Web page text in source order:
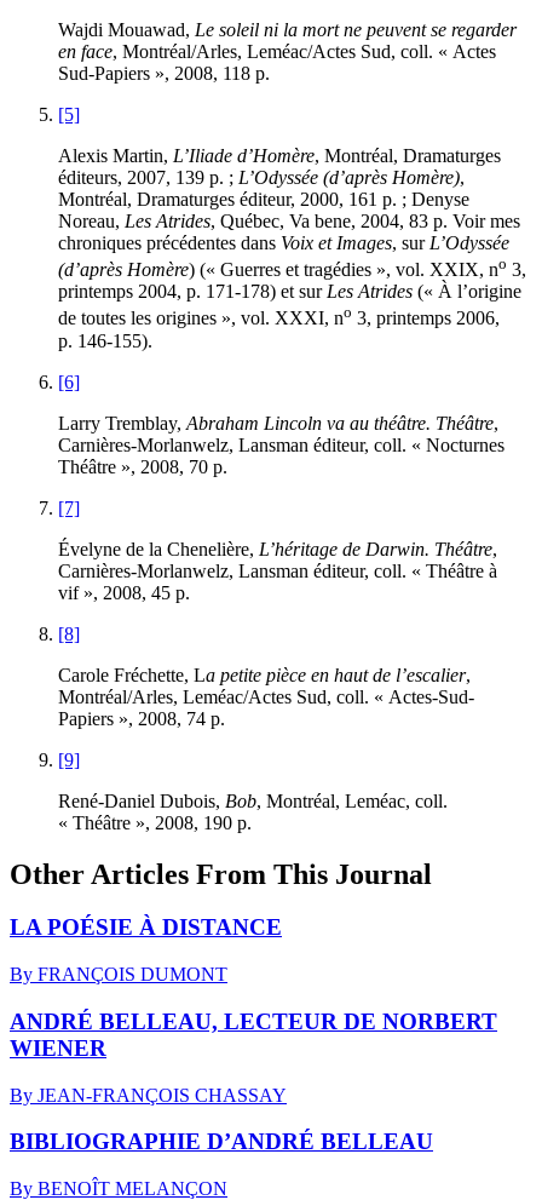
Wajdi Mouawad, Le soleil ni la mort ne peuvent se regarder
en face, Montréal/Arles, Leméac/Actes Sud, coll. « Actes
Sud-Papiers », 2008, 118 p.
[5]
Alexis Martin, L’Iliade d’Homère, Montréal, Dramaturges
éditeurs, 2007, 139 p. ; L’Odyssée (d’après Homère),
Montréal, Dramaturges éditeur, 2000, 161 p. ; Denyse
Noreau, Les Atrides, Québec, Va bene, 2004, 83 p. Voir mes
chroniques précédentes dans Voix et Images, sur L’Odyssée
(d’après Homère) (« Guerres et tragédies », vol. XXIX, no 3,
printemps 2004, p. 171-178) et sur Les Atrides (« À l’origine
de toutes les origines », vol. XXXI, no 3, printemps 2006,
p. 146-155).
[6]
Larry Tremblay, Abraham Lincoln va au théâtre. Théâtre,
Carnières-Morlanwelz, Lansman éditeur, coll. « Nocturnes
Théâtre », 2008, 70 p.
[7]
Évelyne de la Chenelière, L’héritage de Darwin. Théâtre,
Carnières-Morlanwelz, Lansman éditeur, coll. « Théâtre à
vif », 2008, 45 p.
[8]
Carole Fréchette, La petite pièce en haut de l’escalier,
Montréal/Arles, Leméac/Actes Sud, coll. « Actes-Sud-
Papiers », 2008, 74 p.
[9]
René-Daniel Dubois, Bob, Montréal, Leméac, coll.
« Théâtre », 2008, 190 p.
Other Articles From This Journal
LA POÉSIE À DISTANCE
By FRANÇOIS DUMONT
ANDRÉ BELLEAU, LECTEUR DE NORBERT
WIENER
By JEAN-FRANÇOIS CHASSAY
BIBLIOGRAPHIE D’ANDRÉ BELLEAU
By BENOÎT MELANÇON